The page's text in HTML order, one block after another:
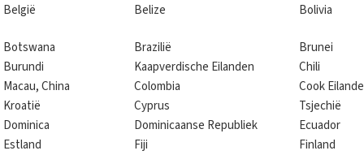
België
Belize Bolivia
Botswana Brazilië
Brunei
Burundi
Kaapverdische Eilanden
Chili
Macau, China
Colombia
Cook
Kroatië
Cyprus
Tsjechië
Dominica
Dominicaanse Republiek
Ecuador
Estland
Fiji
Finland